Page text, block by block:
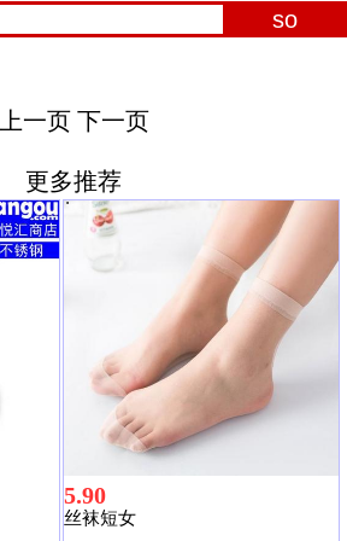
上一页 下一页
更多推荐
5.90
丝袜短女